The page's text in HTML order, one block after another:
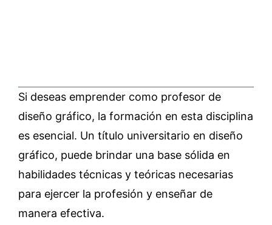
Si deseas emprender como profesor de
diseño gráfico, la formación en esta disciplina
es esencial. Un título universitario en diseño
gráfico, puede brindar una base sólida en
habilidades técnicas y teóricas necesarias
para ejercer la profesión y enseñar de
manera efectiva.